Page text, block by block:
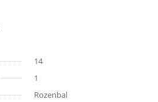
14
1
Rozenbal